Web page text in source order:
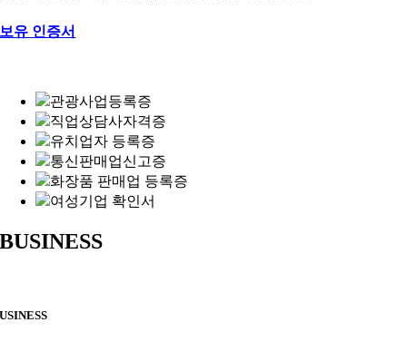
보유 인증서
관광사업등록증
직업상담사자격증
유치업자 등록증
통신판매업신고증
화장품 판매업 등록증
여성기업 확인서
BUSINESS